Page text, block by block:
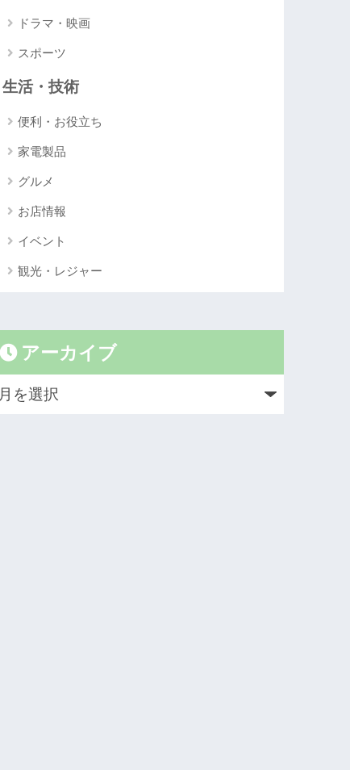
ドラマ・映画
スポーツ
生活・技術
便利・お役立ち
家電製品
グルメ
お店情報
イベント
観光・レジャー
アーカイブ